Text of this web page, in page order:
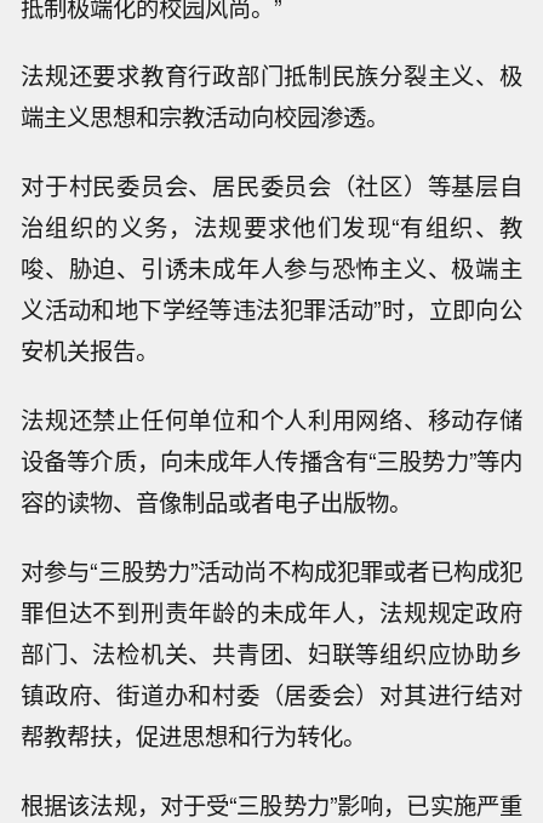
抵制极端化的校园风尚。”
法规还要求教育行政部门抵制民族分裂主义、极
端主义思想和宗教活动向校园渗透。
对于村民委员会、居民委员会（社区）等基层自
治组织的义务，法规要求他们发现“有组织、教
唆、胁迫、引诱未成年人参与恐怖主义、极端主
义活动和地下学经等违法犯罪活动”时，立即向公
安机关报告。
法规还禁止任何单位和个人利用网络、移动存储
设备等介质，向未成年人传播含有“三股势力”等内
容的读物、音像制品或者电子出版物。
对参与“三股势力”活动尚不构成犯罪或者已构成犯
罪但达不到刑责年龄的未成年人，法规规定政府
部门、法检机关、共青团、妇联等组织应协助乡
镇政府、街道办和村委（居委会）对其进行结对
帮教帮扶，促进思想和行为转化。
根据该法规，对于受“三股势力”影响，已实施严重